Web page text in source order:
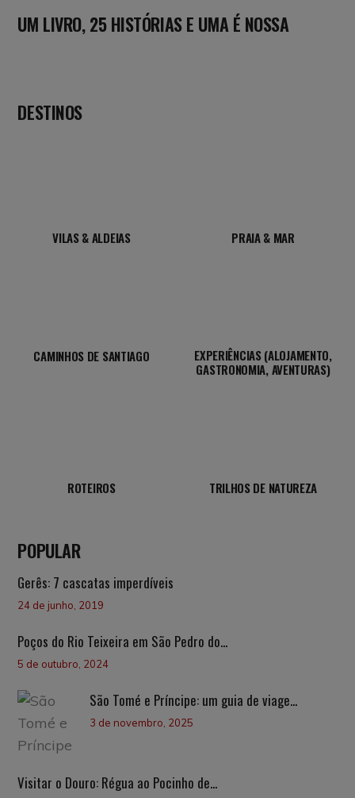
UM LIVRO, 25 HISTÓRIAS E UMA É NOSSA
DESTINOS
VILAS & ALDEIAS PRAIA & MAR
CAMINHOS DE SANTIAGO
EXPERIÊNCIAS (ALOJAMENTO,
GASTRONOMIA, AVENTURAS)
ROTEIROS TRILHOS DE NATUREZA
POPULAR
Gerês: 7 cascatas imperdíveis
24 de junho, 2019
Poços do Rio Teixeira em São Pedro do...
5 de outubro, 2024
São Tomé e Príncipe: um guia de viage...
3 de novembro, 2025
Visitar o Douro: Régua ao Pocinho de...